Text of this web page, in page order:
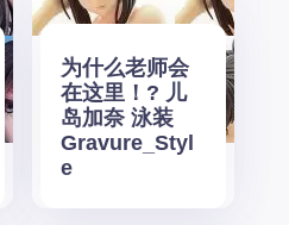
为什么老师会
在这里！? 儿
岛加奈 泳装
Gravure_Styl
e